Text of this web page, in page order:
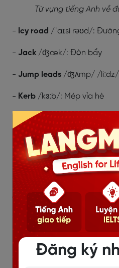
Từ vựng tiếng Anh về
- Icy road /ˈaɪsi rəʊd/:
- Jack /ʤæk/: Đòn bẩy
- Jump leads /ʤʌmp/ /liːdz/
- Kerb /kɜːb/: Mép vỉa hè
Lamppost /ˈlæmppəʊst/:
-Lay-by /ˈleɪbaɪ/: /
-Learner driver /ˈlɜːnə
-Level-crossing
/ˈlɛvl
đường cái
- Mechanic/mɪˈkænɪk/: Thợ
- Motorway
Multi-storey car park
Đăng ký